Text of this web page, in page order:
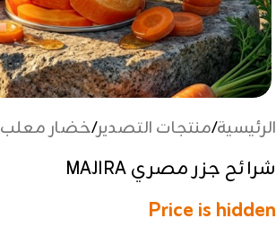
الرئيسية/منتجات التصدير/خضار معلب
شرائح جزر مصري MAJIRA
Price is hidden